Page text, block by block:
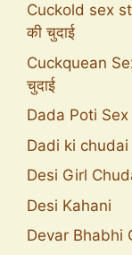
Cuckold sex
की चुदाई
Cuckquean
चुदाई
Dada Poti
Dadi ki
Desi Girl
Desi Kahani
Devar Bhabhi